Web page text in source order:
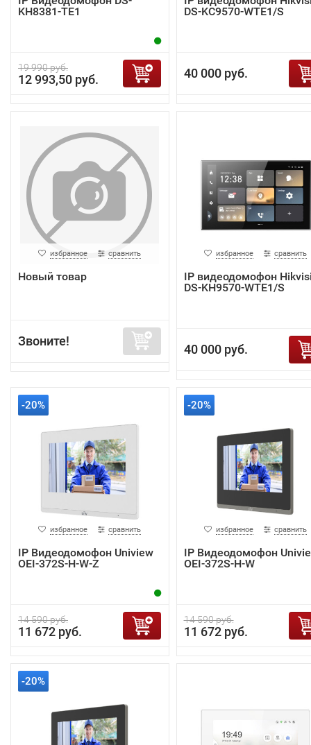
KH8381-TE1
19 990 руб.
12 993,50 руб.
DS-KC9570-WTE1/S
40 000 руб.
избранное сравнить
Новый товар
Звоните!
избранное сравнить
IP видеодомофон
DS-KH9570-WTE1/S
40 000 руб.
-20%
избранное сравнить
IP Видеодомофон Uniview
OEI-372S-H-W-Z
14 590 руб.
11 672 руб.
-20%
избранное сравнить
IP Видеодомофон
OEI-372S-H-W
14 590 руб.
11 672 руб.
-20%